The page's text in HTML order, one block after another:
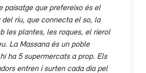
paisatge que prefereixo és el
riu, que connecta el so, la
les plantes, les roques, el rierol
La Massana és un poble
ha 5 supermercats a prop. Els
entren i surten cada dia pel